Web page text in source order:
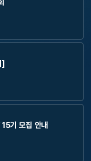
]
기 모집 안내